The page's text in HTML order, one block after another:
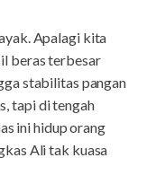
Apalagi kita
beras terbesar
stabilitas pangan
tapi di tengah
ini hidup orang
Ali tak kuasa